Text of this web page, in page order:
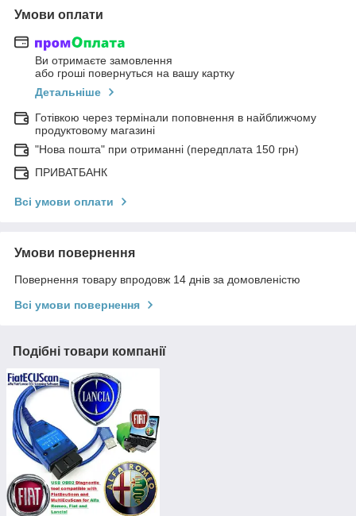
Умови оплати
Ви отримаєте замовлення
або гроші повернуться на вашу картку
Детальніше
Готівкою через термінали поповнення в найближчому
продуктовому магазині
"Нова пошта" при отриманні (передплата 150 грн)
ПРИВАТБАНК
Всі умови оплати
Умови повернення
Повернення товару впродовж 14 днів за домовленістю
Всі умови повернення
Подібні товари компанії